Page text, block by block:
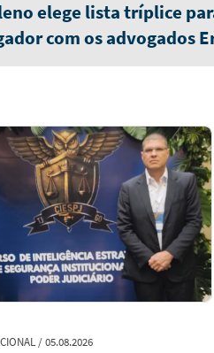
elege lista tríplice
com os advogados
Trindade
/ 05.08.2026